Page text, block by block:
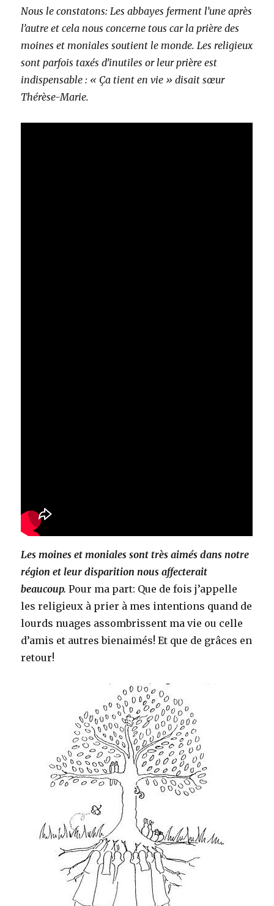
Nous le constatons: Les abbayes ferment l’une après
l’autre et cela nous concerne tous car la prière des
moines et moniales soutient le monde. Les religieux
sont parfois taxés d’inutiles or leur prière est
indispensable : « Ça tient en vie » disait sœur
Thérèse-Marie.
Les moines et moniales sont très aimés dans notre
région et leur disparition nous affecterait
beaucoup.Pour ma part: Que de fois j’appelle
les religieux à prier à mes intentions quand de
lourds nuages assombrissent ma vie ou celle
d’amis et autres bienaimés! Et que de grâces en
retour!